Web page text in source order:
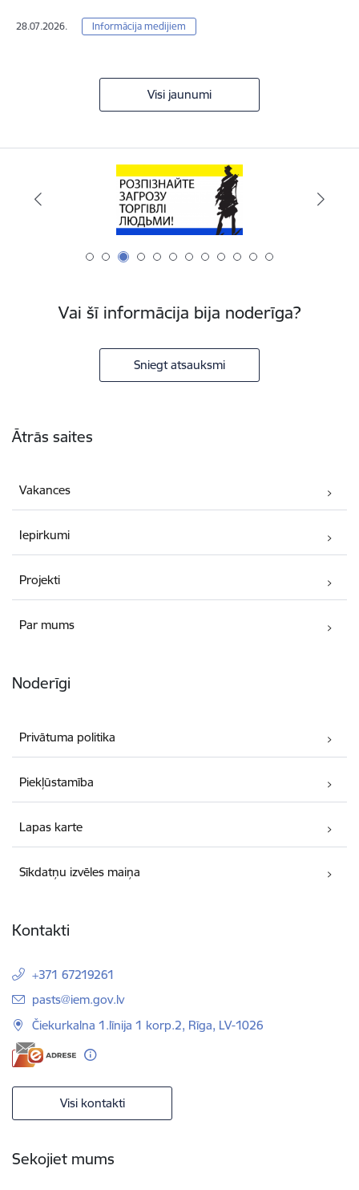
28.07.2026. Informācija medijiem
Visi jaunumi
Vai šī informācija bija noderīga?
Sniegt atsauksmi
Ātrās saites
Vakances
Iepirkumi
Projekti
Par mums
Noderīgi
Privātuma politika
Piekļūstamība
Lapas karte
Sīkdatņu izvēles maiņa
Kontakti
+371 67219261
E-pasts:
pasts@iem.gov.lv
Čiekurkalna 1.līnija 1 korp.2, Rīga, LV-1026
Visi kontakti
Sekojiet mums